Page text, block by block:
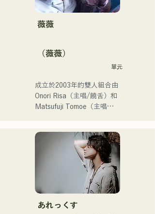
錦標賽的主題曲，成為一支
值得關注的組合。
薇薇
（薇薇）
單元
成立於2003年的雙人組合由
Onori Risa（主唱/饒舌）和
Matsufuji Tomoe（主唱）
嗓音，傳遞著直白而有力的
信息，輕輕觸動著聽眾的心
她們於2025年1月23日發行
首支單曲《Zatsuni
Tamede》，正式出道。
あれっくす